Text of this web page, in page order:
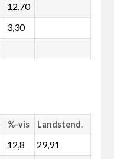
12,70
3,30
%-vis Landstend.
12,8 29,91